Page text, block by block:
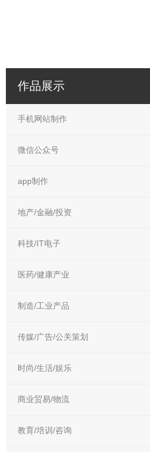
作品展示
手机网站制作
微信公众号
app制作
地产/金融/投资
科技/IT电子
医药/健康产业
制造/工业产品
传媒/广告/公关策划
时尚/生活/娱乐
商业贸易/物流
教育/培训/咨询